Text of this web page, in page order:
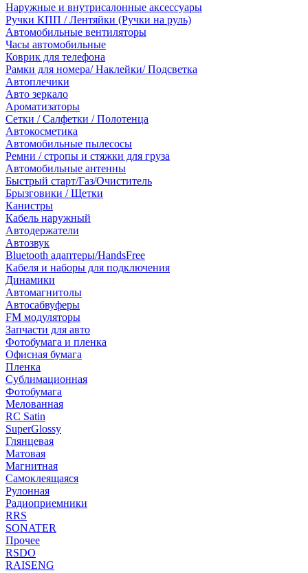
Наружные и внутрисалонные аксессуары
Ручки КПП / Лентяйки (Ручки на руль)
Автомобильные вентиляторы
Часы автомобильные
Коврик для телефона
Рамки для номера/ Наклейки/ Подсветка
Автоплечики
Авто зеркало
Ароматизаторы
Сетки / Салфетки / Полотенца
Автокосметика
Автомобильные пылесосы
Ремни / стропы и стяжки для груза
Автомобильные антенны
Быстрый старт/Газ/Очиститель
Брызговики / Щетки
Канистры
Кабель наружный
Автодержатели
Автозвук
Bluetooth адаптеры/HandsFree
Кабеля и наборы для подключения
Динамики
Автомагнитолы
Автосабвуферы
FM модуляторы
Запчасти для авто
Фотобумага и пленка
Офисная бумага
Пленка
Сублимационная
Фотобумага
Мелованная
RC Satin
SuperGlossy
Глянцевая
Матовая
Магнитная
Самоклеящаяся
Рулонная
Радиоприемники
RRS
SONATER
Прочее
RSDO
RAISENG